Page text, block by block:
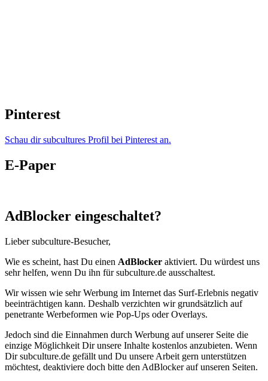
Pinterest
Schau dir subcultures Profil bei Pinterest an.
E-Paper
AdBlocker eingeschaltet?
Lieber subculture-Besucher,
Wie es scheint, hast Du einen AdBlocker aktiviert. Du würdest uns
sehr helfen, wenn Du ihn für subculture.de ausschaltest.
Wir wissen wie sehr Werbung im Internet das Surf-Erlebnis negativ
beeinträchtigen kann. Deshalb verzichten wir grundsätzlich auf
penetrante Werbeformen wie Pop-Ups oder Overlays.
Jedoch sind die Einnahmen durch Werbung auf unserer Seite die
einzige Möglichkeit Dir unsere Inhalte kostenlos anzubieten. Wenn
Dir subculture.de gefällt und Du unsere Arbeit gern unterstützen
möchtest, deaktiviere doch bitte den AdBlocker auf unseren Seiten.